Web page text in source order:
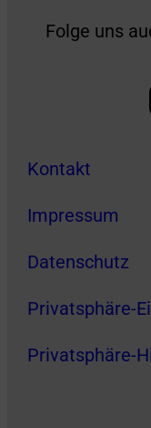
Folge uns
Kontakt
Impressum
Datenschutz
Privatsphäre-
Privatsphäre-